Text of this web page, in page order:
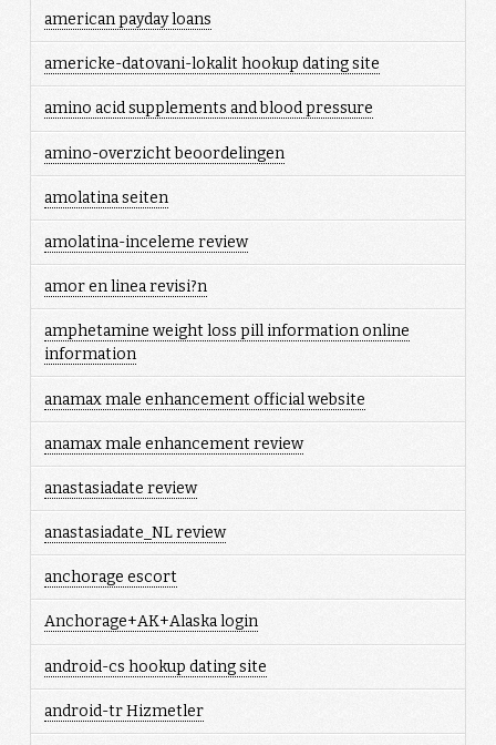
american payday loans
americke-datovani-lokalit hookup dating site
amino acid supplements and blood pressure
amino-overzicht beoordelingen
amolatina seiten
amolatina-inceleme review
amor en linea revisi?n
amphetamine weight loss pill information online
information
anamax male enhancement official website
anamax male enhancement review
anastasiadate review
anastasiadate_NL review
anchorage escort
Anchorage+AK+Alaska login
android-cs hookup dating site
android-tr Hizmetler